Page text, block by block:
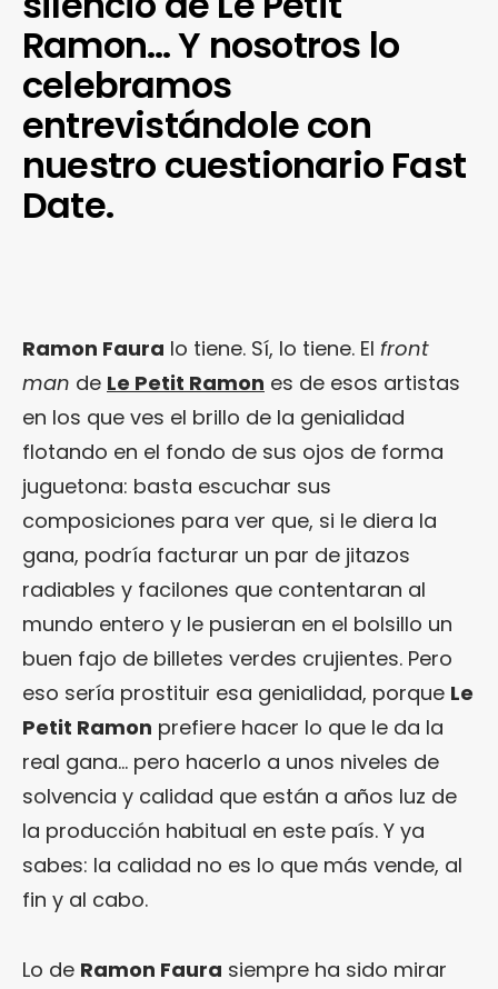
Ramon… Y nosotros lo
celebramos
entrevistándole con
nuestro cuestionario Fast
Date.
Ramon Faura lo tiene. Sí, lo tiene. El front
man de Le Petit Ramon es de esos artistas
en los que ves el brillo de la genialidad
flotando en el fondo de sus ojos de forma
juguetona: basta escuchar sus
composiciones para ver que, si le diera la
gana, podría facturar un par de jitazos
radiables y facilones que contentaran al
mundo entero y le pusieran en el bolsillo un
buen fajo de billetes verdes crujientes. Pero
eso sería prostituir esa genialidad, porque Le
Petit Ramon prefiere hacer lo que le da la
real gana… pero hacerlo a unos niveles de
solvencia y calidad que están a años luz de
la producción habitual en este país. Y ya
sabes: la calidad no es lo que más vende, al
fin y al cabo.
Lo de Ramon Faura siempre ha sido mirar